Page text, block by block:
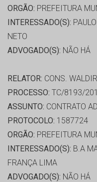
ORGÃO: PREFEITURA
INTERESSADO(S):
NETO
ADVOGADO(S): NÃO HÁ
RELATOR: CONS.
PROCESSO: TC/8193/
ASSUNTO: CONTRATO
PROTOCOLO: 1587724
ORGÃO: PREFEITURA
INTERESSADO(S): B.A
FRANÇA LIMA
ADVOGADO(S): NÃO HÁ